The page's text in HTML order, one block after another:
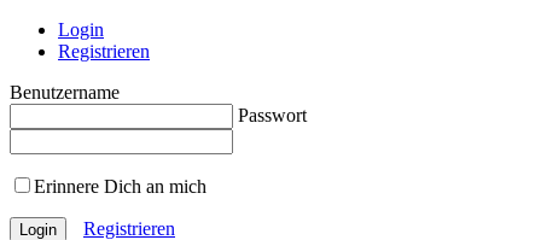
Login
Registrieren
Benutzername
Passwort
Erinnere Dich an mich
Registrieren